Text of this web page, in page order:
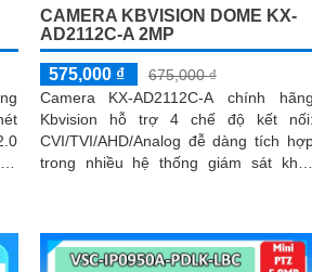
CAMERA KBVISION DOME KX-
AD2112C-A 2MP
575,000 ₫
675,000 ₫
Camera KX-AD2112C-A chính hãng
Kbvision hỗ trợ 4 chế độ kết nối:
CVI/TVI/AHD/Analog đễ dàng tích
trong nhiều hệ thống giám sát khác